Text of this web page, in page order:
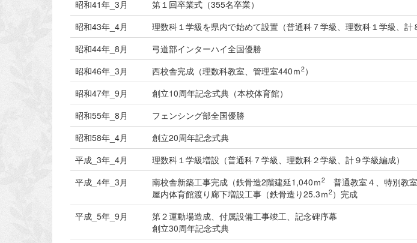
昭和41年_3月
第１回卒業式（355名卒業）
昭和43年_4月
理数科１学級を県内で始めて設置（普通科７学級、理数科１学級、計
昭和44年_8月
弓道部インターハイ全国優勝
昭和46年_3月
西校舎完成（理数科教室、管理室440ｍ2）
昭和47年_9月
創立10周年記念式典（本校体育館）
昭和55年_8月
フェンシング部全国優勝
昭和58年_4月
創立20周年記念式典
平成_3年_4月
理数科１学級増設（普通科７学級、理数科２学級、計９学級編成）
平成_4年_3月
南校舎新築工事完成（鉄骨造2階建延1,040ｍ2
普通教室４、特別教室
屋内体育館渡り廊下増設工事（鉄骨造り25.3ｍ2）完成
平成_5年_9月
第２運動場造成、付属設備工事竣工、記念碑序幕
創立30周年記念式典